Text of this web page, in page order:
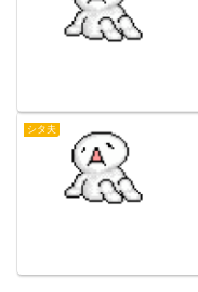
シタ夫